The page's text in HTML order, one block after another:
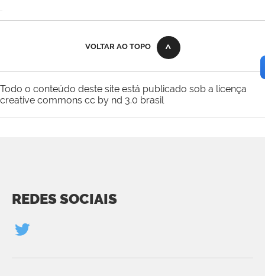
VOLTAR AO TOPO
Todo o conteúdo deste site está publicado sob a licença
creative commons cc by nd 3.0 brasil
REDES SOCIAIS